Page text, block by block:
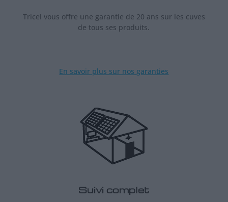
Tricel vous offre une garantie de 20 ans sur les cuves
de tous ses produits.
En savoir plus sur nos garanties
Suivi complet